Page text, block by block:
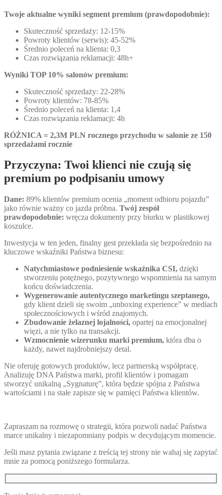
Twoje aktualne wyniki segment premium (prawdopodobnie):
Skuteczność sprzedaży: 12-15%
Powroty klientów (serwis): 45-52%
Średnio poleceń na klienta: 0,3
Czas rozwiązania reklamacji: 48h+
Wyniki TOP 10% salonów premium:
Skuteczność sprzedaży: 22-28%
Powroty klientów: 78-85%
Średnio poleceń na klienta: 1,4
Czas rozwiązania reklamacji: 4h
RÓŻNICA = 2,3M PLN rocznego przychodu w salonie ze 150
sprzedażami rocznie
Przyczyna: Twoi klienci nie czują się
premium po podpisaniu umowy
Dane: 89% klientów premium ocenia „moment odbioru pojazdu”
jako równie ważny co jazda próbna. Twój zespół
prawdopodobnie: wręcza dokumenty przy biurku w plastikowej
koszulce.
Inwestycja w ten jeden, finalny gest przekłada się bezpośrednio na
kluczowe wskaźniki Państwa biznesu:
Natychmiastowe podniesienie wskaźnika CSI, dzięki
stworzeniu potężnego, pozytywnego wspomnienia na samym
końcu doświadczenia.
Wygenerowanie autentycznego marketingu szeptanego,
gdy klient dzieli się swoim „unboxing experience” w mediach
społecznościowych i wśród znajomych.
Zbudowanie żelaznej lojalności, opartej na emocjonalnej
więzi, a nie tylko na transakcji.
Wzmocnienie wizerunku marki premium, która dba o
każdy, nawet najdrobniejszy detal.
Nie oferuję gotowych produktów, lecz partnerską współpracę.
Analizuję DNA Państwa marki, profil klientów i pomagam
stworzyć unikalną „Sygnaturę”, która będzie spójna z Państwa
wartościami i na stałe zapisze się w pamięci Państwa klientów.
Zapraszam na rozmowę o strategii, która pozwoli nadać Państwa
marce unikalny i niezapomniany podpis w decydującym momencie.
Jeśli masz pytania związane z treścią tej strony nie wahaj się zapytać
mnie za pomocą poniższego formularza.